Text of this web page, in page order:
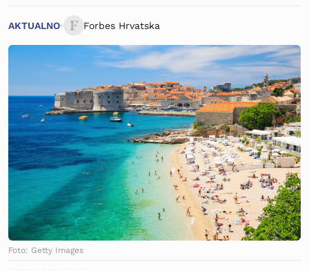
AKTUALNO Forbes Hrvatska
Foto: Getty Images